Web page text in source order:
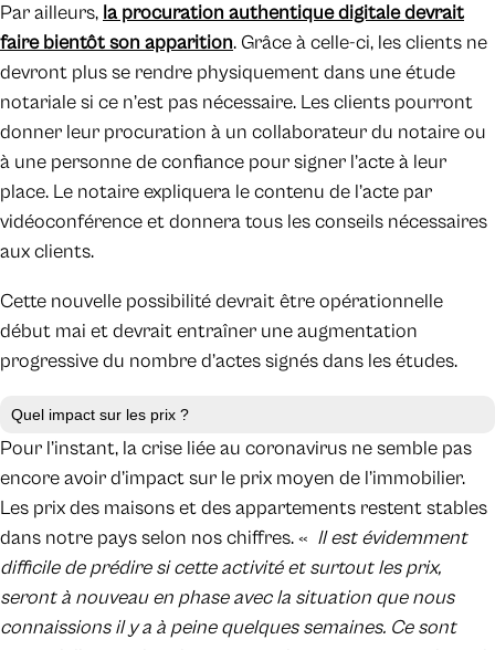
Par ailleurs, la procuration authentique digitale devrait
faire bientôt son apparition. Grâce à celle-ci, les clients ne
devront plus se rendre physiquement dans une étude
notariale si ce n’est pas nécessaire. Les clients pourront
donner leur procuration à un collaborateur du notaire ou
à une personne de confiance pour signer l’acte à leur
place. Le notaire expliquera le contenu de l’acte par
vidéoconférence et donnera tous les conseils nécessaires
aux clients.
Cette nouvelle possibilité devrait être opérationnelle
début mai et devrait entraîner une augmentation
progressive du nombre d’actes signés dans les études.
Quel impact sur les prix ?
Pour l’instant, la crise liée au coronavirus ne semble pas
encore avoir d’impact sur le prix moyen de l’immobilier.
Les prix des maisons et des appartements restent stables
dans notre pays selon nos chiffres. « Il est évidemment
difficile de prédire si cette activité et surtout les prix,
seront à nouveau en phase avec la situation que nous
connaissions il y a à peine quelques semaines. Ce sont